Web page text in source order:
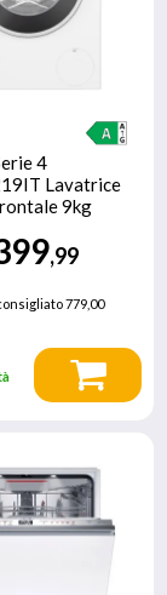
4
Lavatrice
9kg
,99
779,00